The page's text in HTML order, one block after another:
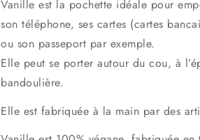
Vanille est la pochette idéale pour
son téléphone, ses cartes (cartes
ou son passeport par exemple.
Elle peut se porter autour du cou, à
bandoulière.
Elle est fabriquée à la main par des